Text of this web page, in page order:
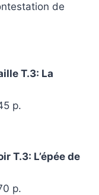
de
T.3: La
p.
T.3: L’épée de
p.